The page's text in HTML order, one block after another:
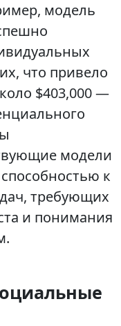
модель
что привело
$403,000 —
модели
к
требующих
и понимания